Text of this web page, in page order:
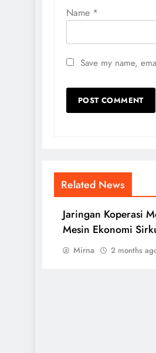
Name *
Save my name,
Related News
Jaringan Koperasi
Mesin Ekonomi
Mirna 2 months